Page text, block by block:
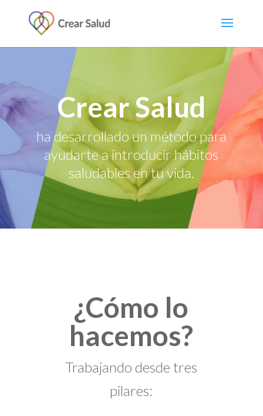
Crear Salud
ha desarrollado un método para
ayudarte a introducir hábitos
saludables en tu vida.
¿Cómo lo
hacemos?
Trabajando desde tres
pilares: